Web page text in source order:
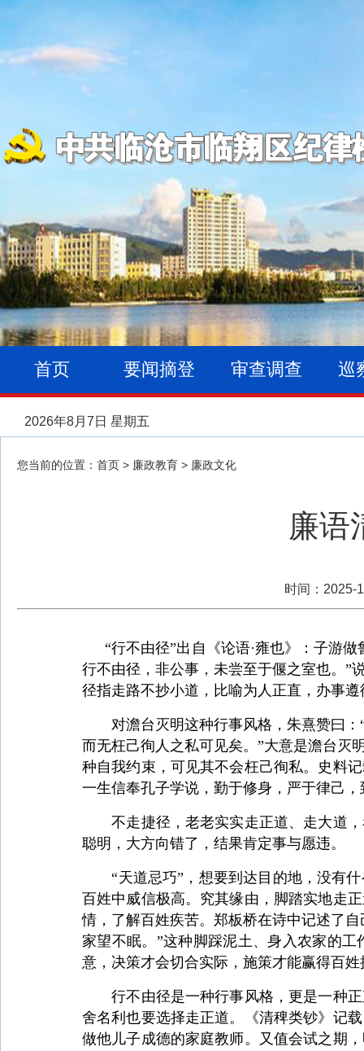
首页 要闻摘登 审查调查 巡
2026年8月7日 星期五
您当前的位置： 首页 > 廉政教育 > 廉政文化
廉语
时间：
“行不由径”出自《论语·雍也》：子游
行不由径，非公事，未尝至于偃之室也。”
径指走路不抄小道，比喻为人正直，办事遵
对澹台灭明这种行事风格，朱熹赞曰：“
而无枉己徇人之私可见矣。”大意是澹台灭
种自我约束，可见其不会枉己徇私。史料
一生信奉孔子学说，勤于修身，严于律己
不走捷径，老老实实走正道、走大道，
聪明，大方向错了，结果肯定事与愿违。
“天道忌巧”，想要到达目的地，没有什
百姓中威信极高。究其缘由，脚踏实地走
情，了解百姓疾苦。郑板桥在诗中记述了
家望不眠。”这种脚踩泥土、身入农家的
意，决策才会切合实际，施策才能赢得百姓
行不由径是一种行事风格，更是一种正
舍名利也要选择走正道。《清稗类钞》记
做他儿子成德的家庭教师。又值会试之期